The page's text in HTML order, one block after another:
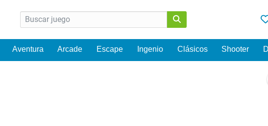
Aventura Arcade Escape Ingenio Clásicos Shooter